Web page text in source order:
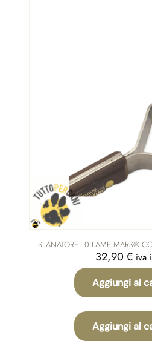
SLANATORE 10 LAME MARS®
32,90 € iva
Aggiungi al
Aggiungi al